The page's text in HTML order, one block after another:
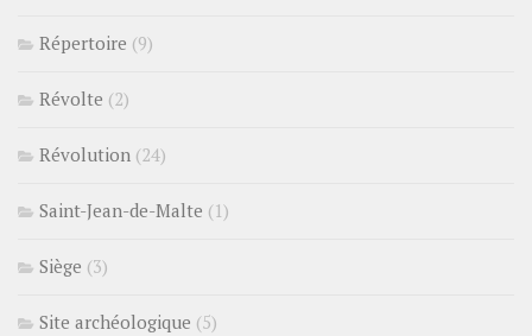
Répertoire (9)
Révolte (2)
Révolution (24)
Saint-Jean-de-Malte (1)
Siège (3)
Site archéologique (5)